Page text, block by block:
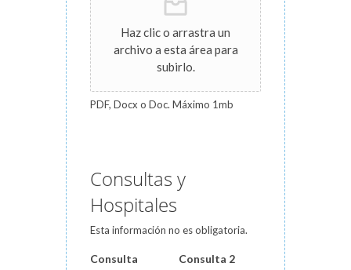
Haz clic o arrastra un
archivo a esta área para
subirlo.
PDF, Docx o Doc. Máximo 1mb
Consultas y
Hospitales
Esta información no es obligatoria.
Consulta Consulta 2